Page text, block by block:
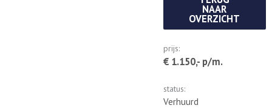
NAAR
OVERZICHT
prijs:
€ 1.150,- p/m.
status:
Verhuurd